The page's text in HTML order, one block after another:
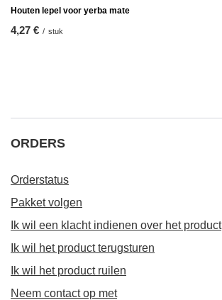
Houten lepel voor yerba mate
4,27 € / stuk
ORDERS
Orderstatus
Pakket volgen
Ik wil een klacht indienen over het product
Ik wil het product terugsturen
Ik wil het product ruilen
Neem contact op met